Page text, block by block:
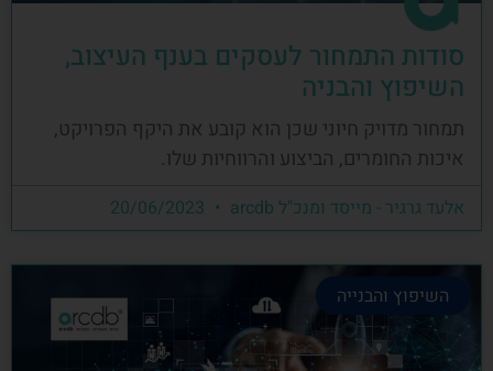
סודות התמחור לעסקים בענף העיצוב,
השיפוץ והבניה
תמחור מדויק חיוני שכן הוא קובע את היקף הפרויקט,
איכות החומרים, הביצוע והרווחיות שלו.
אלעד גרגיר - מייסד ומנכ"ל arcdb
השיפוץ והבנייה